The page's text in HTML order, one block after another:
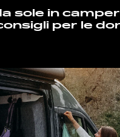
sole in
per le